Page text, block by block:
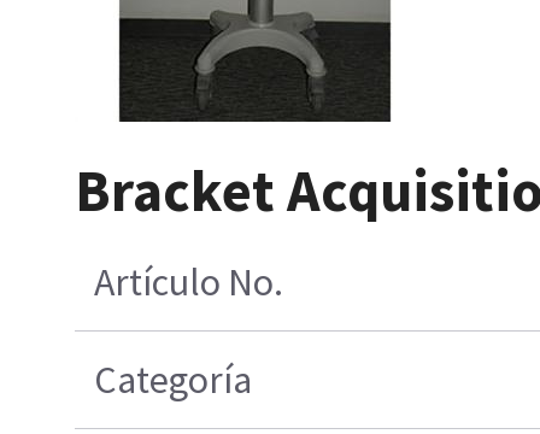
Bracket
Artículo No.
Categoría